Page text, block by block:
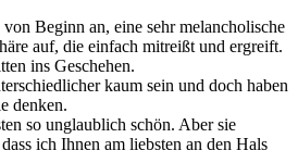
Beginn an, eine sehr melancholische
auf, die einfach mitreißt und ergreift.
ins Geschehen.
kaum sein und doch haben
denken.
so unglaublich schön. Aber sie
ich Ihnen am liebsten an den Hals